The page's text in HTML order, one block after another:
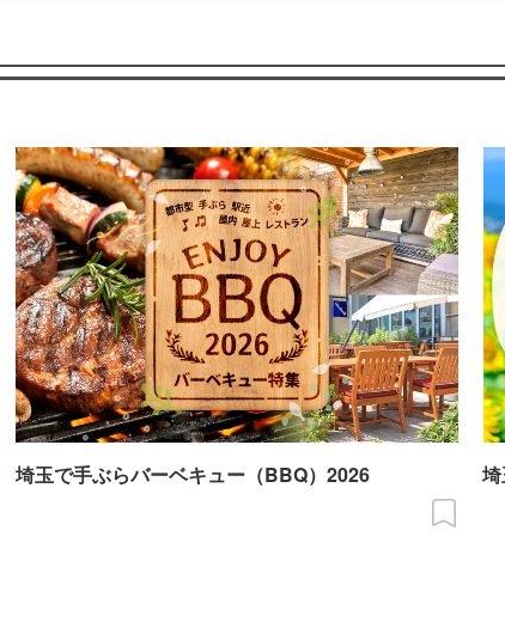
埼玉で手ぶらバーベキュー（BBQ）2026